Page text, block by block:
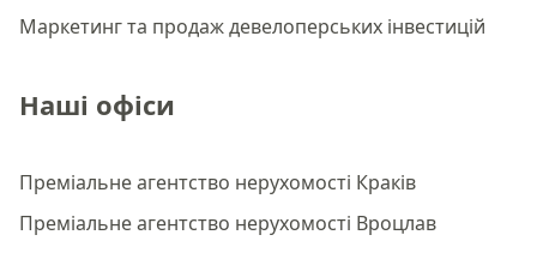
Маркетинг та продаж девелоперських інвестицій
Наші офіси
Преміальне агентство нерухомості Краків
Преміальне агентство нерухомості Вроцлав